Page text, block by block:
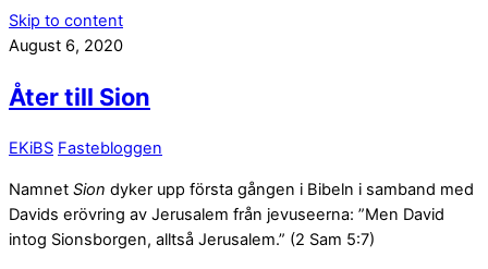
Skip to content
August 6, 2020
Åter till Sion
EKiBS Fastebloggen
Namnet Sion dyker upp första gången i Bibeln i samband med
Davids erövring av Jerusalem från jevuseerna: ”Men David
intog Sionsborgen, alltså Jerusalem.” (2 Sam 5:7)